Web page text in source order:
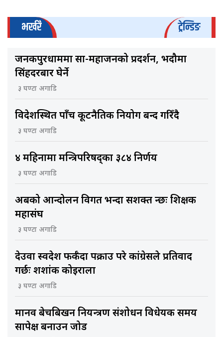
भर्खरै ट्रेन्डिङ
जनकपुरधाममा साहु-महाजनको प्रदर्शन, भदौमा
सिंहदरबार घेर्ने
३ घण्टा अगाडि
विदेशस्थित पाँच कूटनैतिक नियोग बन्द गरिँदै
३ घण्टा अगाडि
४ महिनामा मन्त्रिपरिषद्का ३८४ निर्णय
३ घण्टा अगाडि
अबको आन्दोलन विगत भन्दा सशक्त हुन्छः शिक्षक
महासंघ
३ घण्टा अगाडि
देउवा स्वदेश फर्कँदा पक्राउ परे कांग्रेसले प्रतिवाद
गर्छः शशांक कोइराला
३ घण्टा अगाडि
मानव बेचबिखन नियन्त्रण संशोधन विधेयक समय
सापेक्ष बनाउन जोड